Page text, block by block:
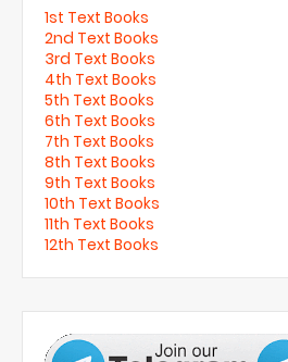
1st Text Books
2nd Text Books
3rd Text Books
4th Text Books
5th Text Books
6th Text Books
7th Text Books
8th Text Books
9th Text Books
10th Text Books
11th Text Books
12th Text Books